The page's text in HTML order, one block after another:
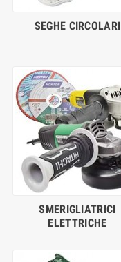
SEGHE CIRCOLARI
SMERIGLIATRICI
ELETTRICHE